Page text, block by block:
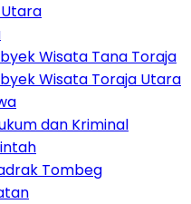
Wisata Tana Toraja
Wisata Toraja Utara
dan Kriminal
Tombeg